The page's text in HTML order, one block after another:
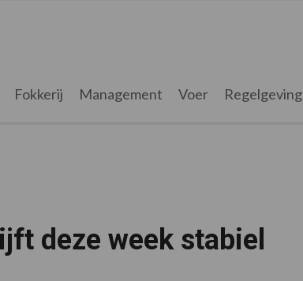
Fokkerij Management Voer Regelgeving
deze week stabiel